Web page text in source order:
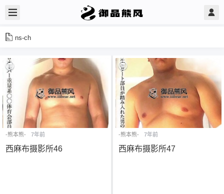
ns-ch
-熊本熊- 7年前
西麻布摄影所46
-熊本熊- 7年前
西麻布摄影所47